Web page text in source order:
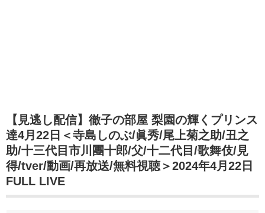
【見逃し配信】徹子の部屋 梨園の輝くプリンス
達4月22日＜寺島しのぶ/眞秀/尾上菊之助/丑之
助/十三代目市川團十郎/父/十二代目/歌舞伎/見
得/tver/動画/再放送/無料視聴＞2024年4月22日
FULL LIVE